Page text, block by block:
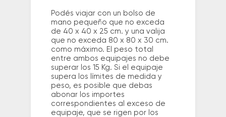
Podés viajar con un bolso de
mano pequeño que no exceda
de 40 x 40 x 25 cm. y una valija
que no exceda 80 x 80 x 30 cm.
como máximo. El peso total
entre ambos equipajes no debe
superar los 15 Kg. Si el equipaje
supera los límites de medida y
peso, es posible que debas
abonar los importes
correspondientes al exceso de
equipaje, que se rigen por los